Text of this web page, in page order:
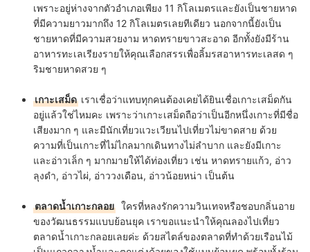
เพราะอยู่ห่างจากตัวอำเภอเพียง 11 กิโลเมตรและยังเป็นชายหาด
ที่มีความยาวมากถึง 12 กิโลเมตรเลยทีเดียว นอกจากนี้ยังเป็น
ชายหาดที่มีความสวยงาม หาดทรายขาวสะอาด อีกทั้งยังมีร้าน
อาหารทะเลเรียงรายให้คุณเลือกสรรเพื่อลิ้มรสอาหารทะเลสด ๆ
ริมชายหาดสวย ๆ
เกาะเสม็ด เราเชื่อว่าแทบทุกคนต้องเคยได้ยินเชื่อเกาะเสม็ดกัน
อยู่แล้วใช่ไหมคะ เพราะว่าเกาะเสม็ดถือว่าเป็นอีกหนึ่งเกาะที่มีชื่อ
เสียงมาก ๆ และมีนักเที่ยวแวะเวียนไปเที่ยวไม่ขาดสาย ด้วย
ความที่เป็นเกาะที่ไม่ไกลมากเดินทางไม่ลำบาก และยังมีเกาะ
และอ่าวเล็ก ๆ มากมายให้ได้ท่องเที่ยว เช่น หาดทรายแก้ว, อ่าว
ลุงดำ, อ่าวไผ่, อ่าววงเดือน, อ่าวน้อยหน่า เป็นต้น
ตลาดน้ำเกาะกลอย ใครที่หลงรักความวินเทจหรือชอบกลิ่นอาย
ของวัฒนธรรมแบบย้อนยุค เราขอแนะนำให้คุณลองไปเที่ยว
ตลาดน้ำเกาะกลอยเลยค่ะ ด้วยสไตล์ของตลาดที่ทำด้วยเรือนไม้